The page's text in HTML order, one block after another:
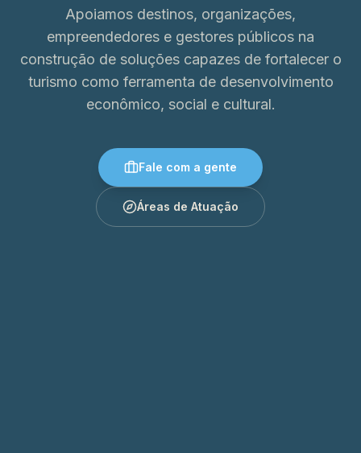
Apoiamos destinos, organizações,
empreendedores e gestores públicos na
construção de soluções capazes de fortalecer o
turismo como ferramenta de desenvolvimento
econômico, social e cultural.
Fale com a gente
Áreas de Atuação